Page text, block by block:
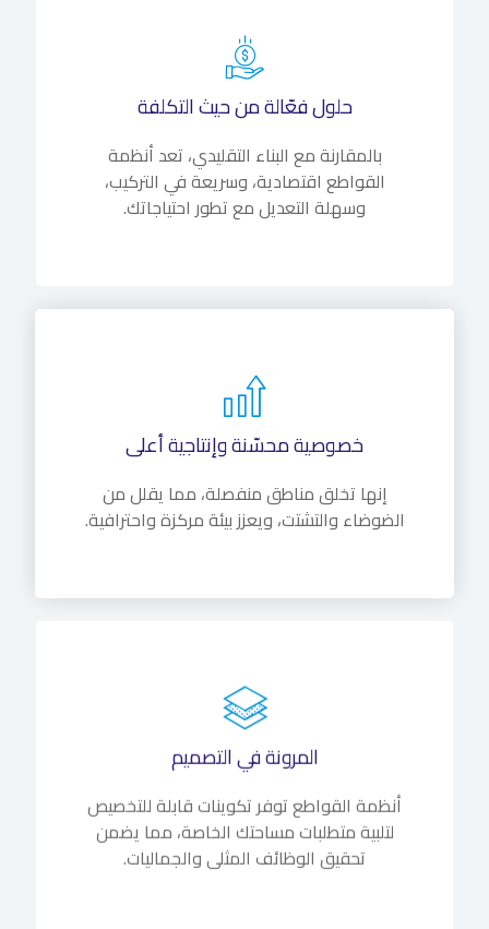
حلول فعّالة من حيث التكلفة
بالمقارنة مع البناء التقليدي، تعد أنظمة
القواطع اقتصادية، وسريعة في التركيب،
وسهلة التعديل مع تطور احتياجاتك.
خصوصية محسّنة وإنتاجية أعلى
إنها تخلق مناطق منفصلة، مما يقلل من
الضوضاء والتشتت، ويعزز بيئة مركزة واحترافية.
المرونة في التصميم
أنظمة القواطع توفر تكوينات قابلة للتخصيص
لتلبية متطلبات مساحتك الخاصة، مما يضمن
تحقيق الوظائف المثلى والجماليات.